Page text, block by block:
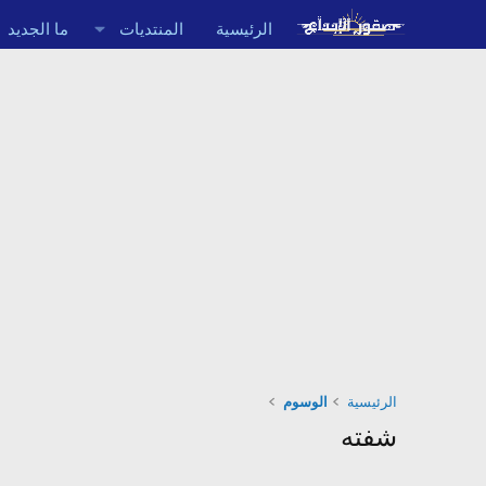
الرئيسية المنتديات ما الجديد
الرئيسية الوسوم
شفته